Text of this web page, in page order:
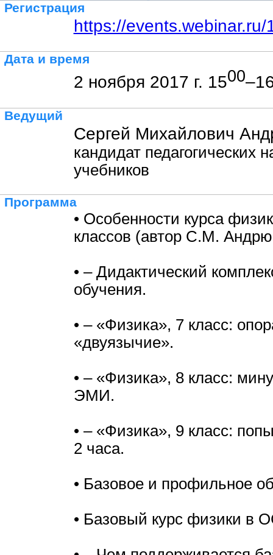
Регистрация
https://
Дата и время
2 ноября 2017 г. 1500
Ведущий
Сергей Михайлович
кандидат педагогических
учебников
Программа
• Особенности курса
классов (автор С.М.
• – Дидактический
обучения.
• – «Физика», 7 класс:
«двуязычие».
• – «Физика», 8 класс:
ЭМИ.
• – «Физика», 9 класс:
2 часа.
• Базовое и профильное
• Базовый курс физики в